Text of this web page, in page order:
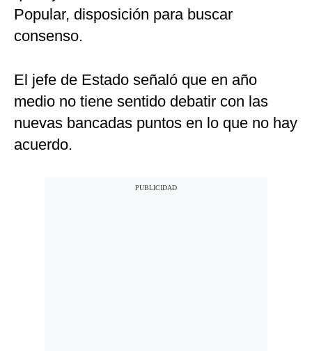
Popular, disposición para buscar
consenso.
El jefe de Estado señaló que en año
medio no tiene sentido debatir con las
nuevas bancadas puntos en lo que no hay
acuerdo.